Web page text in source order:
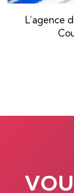
L’agence